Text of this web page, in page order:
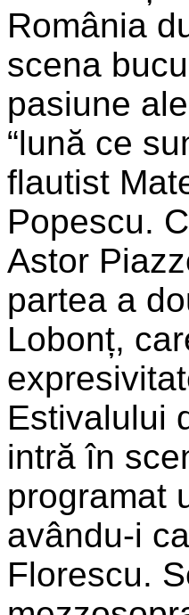
România
scena
pasiune
“lună ce
flautist
Popescu.
Astor
partea a
Lobonț,
Estivalului
intră în
programat
avându-i
Florescu.